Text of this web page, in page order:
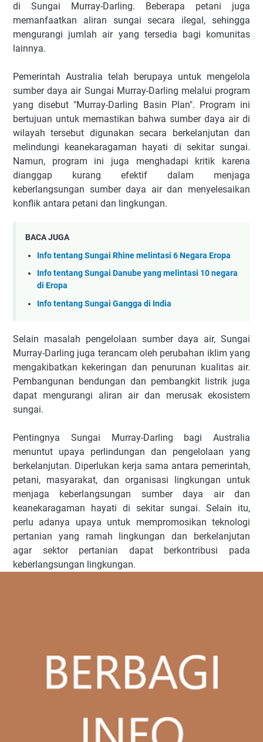
di Sungai Murray-Darling. Beberapa petani juga
memanfaatkan aliran sungai secara ilegal, sehingga
mengurangi jumlah air yang tersedia bagi komunitas
lainnya.
Pemerintah Australia telah berupaya untuk mengelola
sumber daya air Sungai Murray-Darling melalui program
yang disebut "Murray-Darling Basin Plan". Program ini
bertujuan untuk memastikan bahwa sumber daya air di
wilayah tersebut digunakan secara berkelanjutan dan
melindungi keanekaragaman hayati di sekitar sungai.
Namun, program ini juga menghadapi kritik karena
dianggap kurang efektif dalam menjaga
keberlangsungan sumber daya air dan menyelesaikan
konflik antara petani dan lingkungan.
BACA JUGA
Info tentang Sungai Rhine melintasi 6 Negara Eropa
Info tentang Sungai Danube yang melintasi 10 negara
di Eropa
Info tentang Sungai Gangga di India
Selain masalah pengelolaan sumber daya air, Sungai
Murray-Darling juga terancam oleh perubahan iklim yang
mengakibatkan kekeringan dan penurunan kualitas air.
Pembangunan bendungan dan pembangkit listrik juga
dapat mengurangi aliran air dan merusak ekosistem
sungai.
Pentingnya Sungai Murray-Darling bagi Australia
menuntut upaya perlindungan dan pengelolaan yang
berkelanjutan. Diperlukan kerja sama antara pemerintah,
petani, masyarakat, dan organisasi lingkungan untuk
menjaga keberlangsungan sumber daya air dan
keanekaragaman hayati di sekitar sungai. Selain itu,
perlu adanya upaya untuk mempromosikan teknologi
pertanian yang ramah lingkungan dan berkelanjutan
agar sektor pertanian dapat berkontribusi pada
keberlangsungan lingkungan.